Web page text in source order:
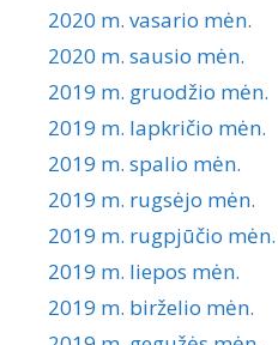
2020 m. vasario mėn.
2020 m. sausio mėn.
2019 m. gruodžio mėn.
2019 m. lapkričio mėn.
2019 m. spalio mėn.
2019 m. rugsėjo mėn.
2019 m. rugpjūčio mėn.
2019 m. liepos mėn.
2019 m. birželio mėn.